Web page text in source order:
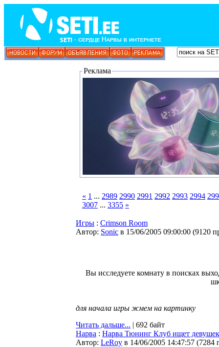
Реклама
« 1 ... 2989 2990 2991 2992 2993 2994
3007 ... 3355 »
Игры : Crimson Room
Автор: Sonic в 15/06/2005 09:00:00 (9120
Вы исследуете комнату в поисках
для начала игры жмем на картинку
Читать дальше... | 692 байт
Нарва : Нарва Тюнинг Клуб ищет девушек
Автор: LeRoy в 14/06/2005 14:47:57 (7284